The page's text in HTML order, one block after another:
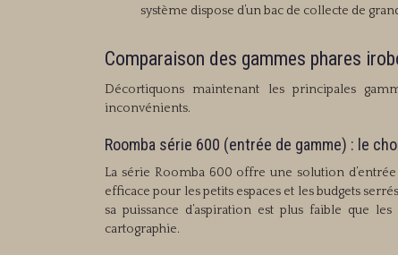
système dispose d’un bac de collecte de
Comparaison des gammes phares
Décortiquons maintenant les principales
inconvénients.
Roomba série 600 (entrée de gamme) : le
La série Roomba 600 offre une solution
efficace pour les petits espaces et les budgets
sa puissance d’aspiration est plus faible que
cartographie.